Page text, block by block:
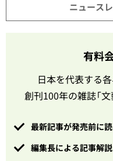
ニュース
有料
日本を代表する
創刊100年の雑誌「
最新記事が発売前に
編集長による記事解